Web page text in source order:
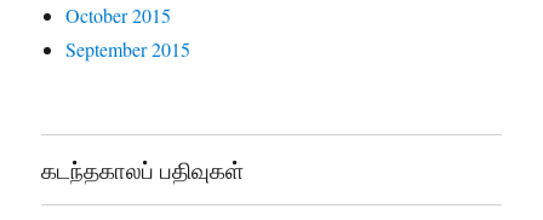
October 2015
September 2015
கடந்தகாலப் பதிவுகள்